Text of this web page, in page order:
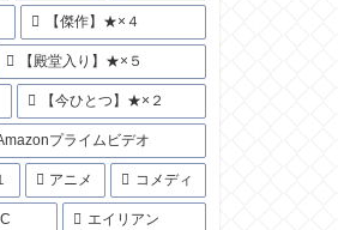
【傑作】★×４
【殿堂入り】★×５
【今ひとつ】★×２
プライムビデオ
アニメ コメディ
エイリアン